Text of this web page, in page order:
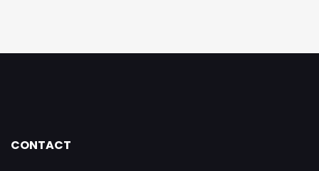
CONTACT